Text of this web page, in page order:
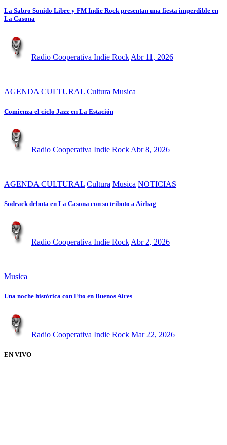
La Sabro Sonido Libre y FM Indie Rock presentan una fiesta imperdible en
La Casona
Radio Cooperativa Indie Rock Abr 11, 2026
AGENDA CULTURAL Cultura Musica
Comienza el ciclo Jazz en La Estación
Radio Cooperativa Indie Rock Abr 8, 2026
AGENDA CULTURAL Cultura Musica NOTICIAS
Sodrack debuta en La Casona con su tributo a Airbag
Radio Cooperativa Indie Rock Abr 2, 2026
Musica
Una noche histórica con Fito en Buenos Aires
Radio Cooperativa Indie Rock Mar 22, 2026
EN VIVO